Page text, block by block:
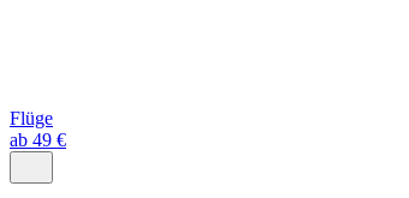
Flüge
ab 49 €